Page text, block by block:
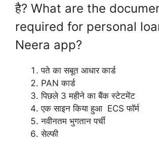
है? What are the
required for personal
Neera app?
पते का सबूत आधार कार्ड
PAN कार्ड
पिछले 3 महीने का बैंक स्टेटमेंट
एक साइन किया हुआ ECS फॉर्म
नवीनतम भुगतान पर्ची
सेल्फी